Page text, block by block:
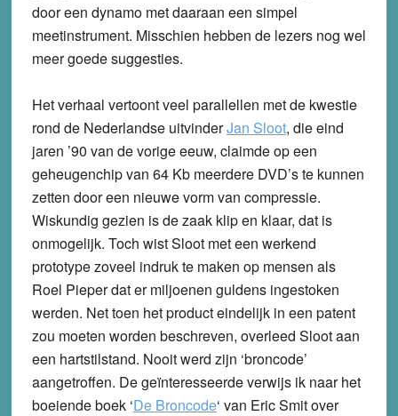
door een dynamo met daaraan een simpel
meetinstrument. Misschien hebben de lezers nog wel
meer goede suggesties.
Het verhaal vertoont veel parallellen met de kwestie
rond de Nederlandse uitvinderJan Sloot, die eind
jaren ’90 van de vorige eeuw, claimde op een
geheugenchip van 64 Kb meerdere DVD’s te kunnen
zetten door een nieuwe vorm van compressie.
Wiskundig gezien is de zaak klip en klaar, dat is
onmogelijk. Toch wist Sloot met een werkend
prototype zoveel indruk te maken op mensen als
Roel Pieper dat er miljoenen guldens ingestoken
werden. Net toen het product eindelijk in een patent
zou moeten worden beschreven, overleed Sloot aan
een hartstilstand. Nooit werd zijn ‘broncode’
aangetroffen. De geïnteresseerde verwijs ik naar het
boeiende boek ‘De Broncode‘ van Eric Smit over